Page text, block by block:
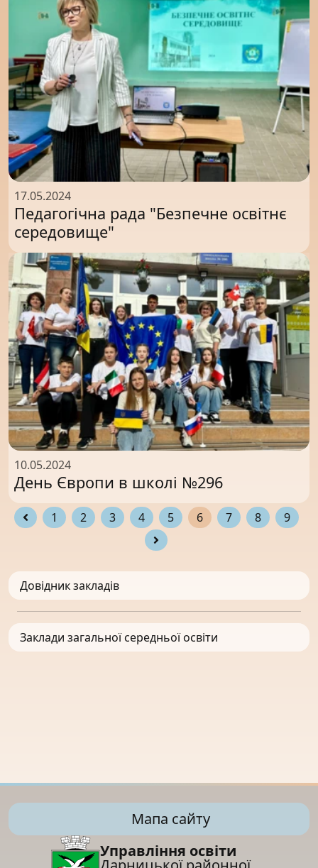
17.05.2024
Педагогічна рада "Безпечне освітнє
середовище"
10.05.2024
День Європи в школі №296
1 2 3 4 5 6 7 8 9
Довідник закладів
Заклади загальної середньої освіти
Мапа сайту
Управління освіти